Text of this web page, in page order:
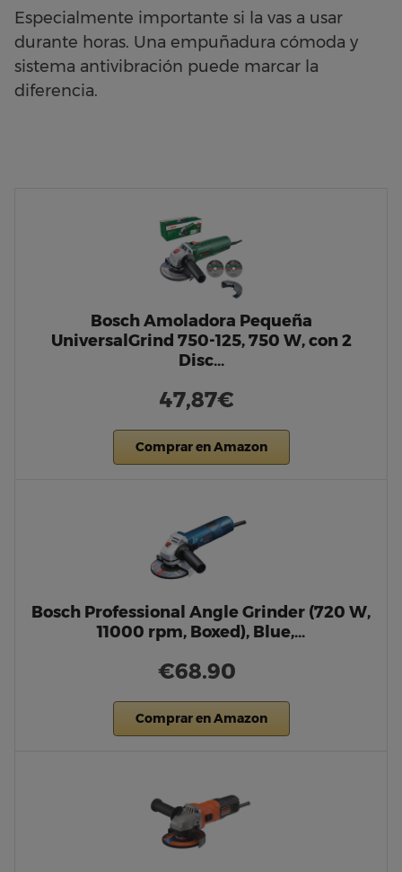
Especialmente importante si la vas a usar
durante horas. Una empuñadura cómoda y
sistema antivibración puede marcar la
diferencia.
Bosch Amoladora Pequeña
UniversalGrind 750-125, 750 W, con 2
Disc…
47,87€
Comprar en Amazon
Bosch Professional Angle Grinder (720 W,
11000 rpm, Boxed), Blue,…
€68.90
Comprar en Amazon